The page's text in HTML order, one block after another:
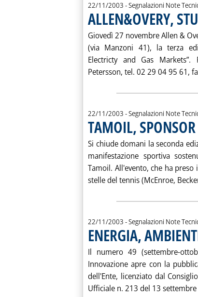
22/11/2003 - Segnalazioni Note
ALLEN&OVERY,
Giovedì 27 novembre Allen &
(via Manzoni 41), la terza
Electricty and Gas
Petersson, tel. 02 29 04 95 61,
22/11/2003 - Segnalazioni Note
TAMOIL,
Si chiude domani la seconda
manifestazione sportiva
Tamoil. All'evento, che ha
stelle del tennis (McEnroe,
22/11/2003 - Segnalazioni Note
ENERGIA,
Il numero 49 (settembre-
Innovazione apre con la
dell'Ente, licenziato dal
Ufficiale n. 213 del 13